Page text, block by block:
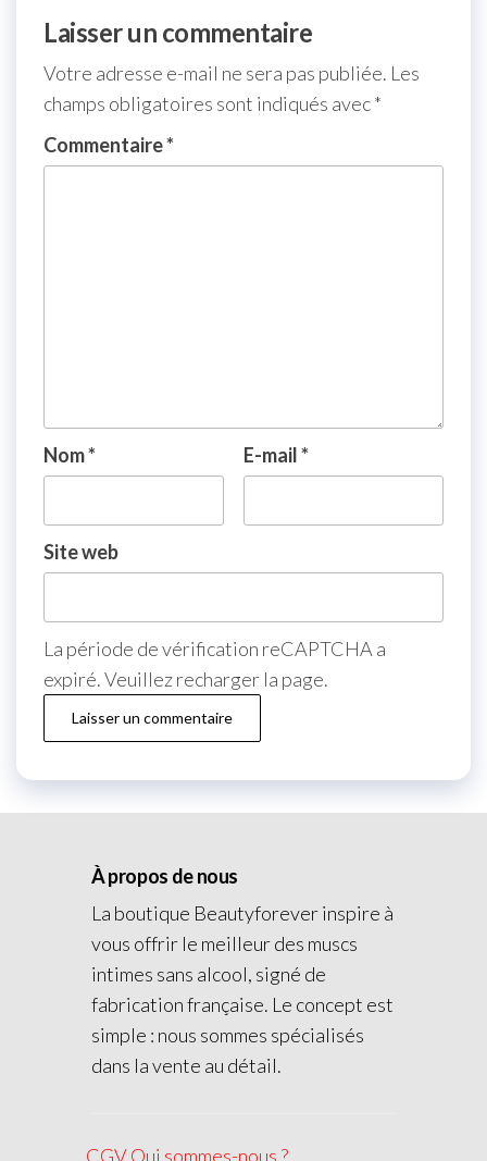
Laisser un commentaire
Votre adresse e-mail ne sera pas publiée. Les
champs obligatoires sont indiqués avec*
Commentaire*
Nom* E-mail*
Site web
La période de vérification reCAPTCHA a
expiré. Veuillez recharger la page.
À propos de nous
La boutique Beautyforever inspire à
vous offrir le meilleur des muscs
intimes sans alcool, signé de
fabrication française. Le concept est
simple : nous sommes spécialisés
dans la vente au détail.
CGVQui sommes-nous ?